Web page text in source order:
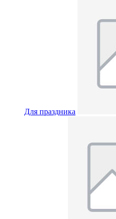
Для праздника